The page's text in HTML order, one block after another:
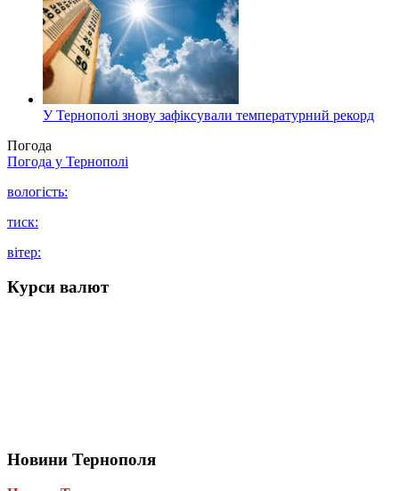
У Тернополі знову зафіксували температурний рекорд
Погода
Погода у Тернополі
вологість:
тиск:
вітер:
Курси валют
Новини Тернополя